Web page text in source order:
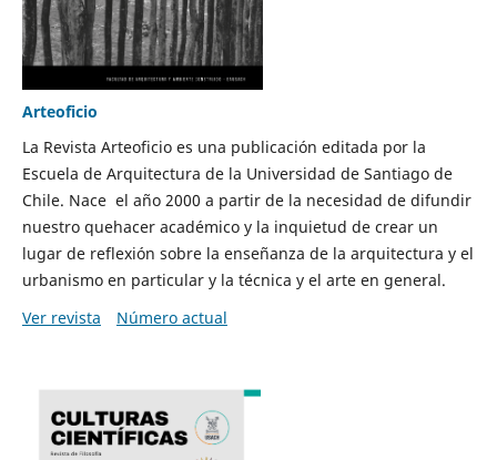
Arteoficio
La Revista Arteoficio es una publicación editada por la
Escuela de Arquitectura de la Universidad de Santiago de
Chile. Nace el año 2000 a partir de la necesidad de difundir
nuestro quehacer académico y la inquietud de crear un
lugar de reflexión sobre la enseñanza de la arquitectura y el
urbanismo en particular y la técnica y el arte en general.
Ver revista
Número actual